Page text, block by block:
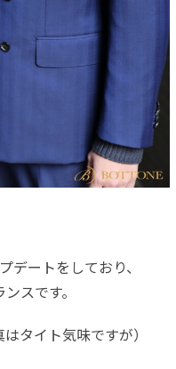
デートをしており、
スです。
タイト気味ですが）